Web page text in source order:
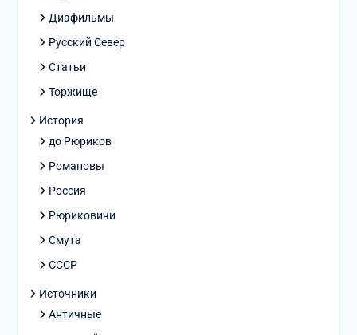
Диафильмы
Русский Север
Статьи
Торжище
История
до Рюриков
Романовы
Россия
Рюриковичи
Смута
СССР
Источники
Античные